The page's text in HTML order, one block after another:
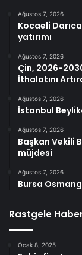
Ağustos 7, 2026
Kocaeli
yatırımı
Ağustos 7, 2026
Çin, 2026-
İthalatını
Ağustos 7, 2026
İstanbul
Ağustos 7, 2026
Başkan Vekili
müjdesi
Ağustos 7, 2026
Bursa
Rastgele
Ocak 8, 2025